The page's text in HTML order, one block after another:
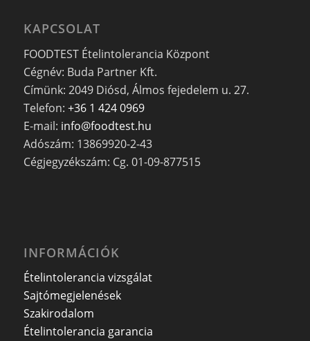
KAPCSOLAT
FOODTEST Ételintolerancia Központ
Cégnév: Buda Partner Kft.
Címünk: 2049 Diósd, Álmos fejedelem u. 27.
Telefon: +36 1 424 0969
E-mail: info@foodtest.hu
Adószám: 13869920-2-43
Cégjegyzékszám: Cg. 01-09-877515
INFORMÁCIÓK
Ételintolerancia vizsgálat
Sajtómegjelenések
Szakirodalom
Ételintolerancia garancia